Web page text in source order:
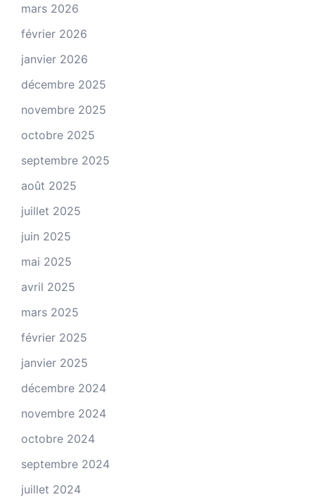
mars 2026
février 2026
janvier 2026
décembre 2025
novembre 2025
octobre 2025
septembre 2025
août 2025
juillet 2025
juin 2025
mai 2025
avril 2025
mars 2025
février 2025
janvier 2025
décembre 2024
novembre 2024
octobre 2024
septembre 2024
juillet 2024